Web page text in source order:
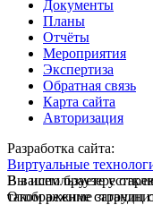
Документы
Планы
Отчёты
Мероприятия
Экспертиза
Обратная связь
Карта сайта
Авторизация
Разработка сайта:
Виртуальные
В вашем браузере
таком режиме
Вы используете
Отображение страниц